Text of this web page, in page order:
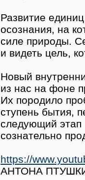
Развитие
осознания, на
силе природы.
и видеть цель,
Новый
из нас на фоне
Их породило
ступень бытия,
следующий этап
сознательно
https://
АНТОНА